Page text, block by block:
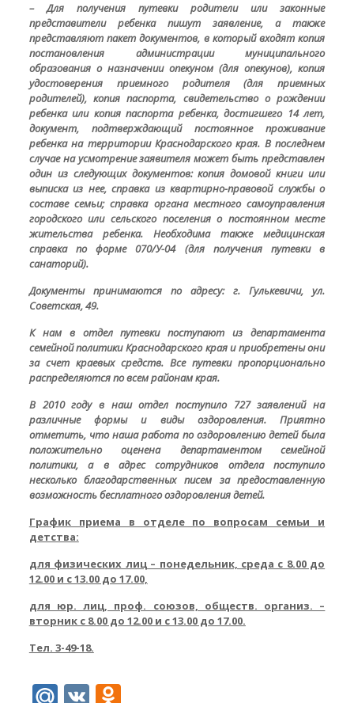
– Для получения путевки родители или законные
представители ребенка пишут заявление, а также
представляют пакет документов, в который входят копия
постановления администрации муниципального
образования о назначении опекуном (для опекунов), копия
удостоверения приемного родителя (для приемных
родителей), копия паспорта, свидетельство о рождении
ребенка или копия паспорта ребенка, достигшего 14 лет,
документ, подтверждающий постоянное проживание
ребенка на территории Краснодарского края. В последнем
случае на усмотрение заявителя может быть представлен
один из следующих документов: копия домовой книги или
выписка из нее, справка из квартирно-правовой службы о
составе семьи; справка органа местного самоуправления
городского или сельского поселения о постоянном месте
жительства ребенка. Необходима также медицинская
справка по форме 070/У-04 (для получения путевки в
санаторий).
Документы принимаются по адресу: г. Гулькевичи, ул.
Советская, 49.
К нам в отдел путевки поступают из департамента
семейной политики Краснодарского края и приобретены они
за счет краевых средств. Все путевки пропорционально
распределяются по всем районам края.
В 2010 году в наш отдел поступило 727 заявлений на
различные формы и виды оздоровления. Приятно
отметить, что наша работа по оздоровлению детей была
положительно оценена департаментом семейной
политики, а в адрес сотрудников отдела поступило
несколько благодарственных писем за предоставленную
возможность бесплатного оздоровления детей.
График приема в отделе по вопросам семьи и
детства:
для физических лиц– понедельник, среда с 8.00 до
12.00 и с 13.00 до 17.00,
для юр. лиц, проф. союзов, обществ. организ. –
вторник с 8.00 до 12.00 и с 13.00 до 17.00.
Тел. 3-49-18.
Mail.Ru
VK